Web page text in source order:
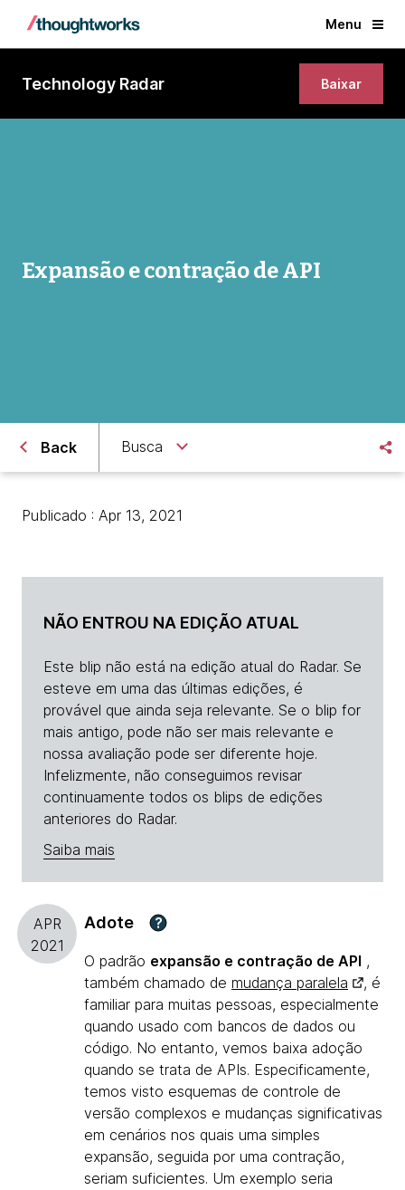
Menu
Technology Radar Baixar
Expansão e contração de API
Back Busca
Publicado : Apr 13, 2021
NÃO ENTROU NA EDIÇÃO ATUAL
Este blip não está na edição atual do Radar. Se
esteve em uma das últimas edições, é
provável que ainda seja relevante. Se o blip for
mais antigo, pode não ser mais relevante e
nossa avaliação pode ser diferente hoje.
Infelizmente, não conseguimos revisar
continuamente todos os blips de edições
anteriores do Radar.
Saiba mais
APR
2021
Adote ?
O padrão expansão e contração de API ,
também chamado de mudança paralela
, é
familiar para muitas pessoas, especialmente
quando usado com bancos de dados ou
código. No entanto, vemos baixa adoção
quando se trata de APIs. Especificamente,
temos visto esquemas de controle de
versão complexos e mudanças significativas
em cenários nos quais uma simples
expansão, seguida por uma contração,
seriam suficientes. Um exemplo seria